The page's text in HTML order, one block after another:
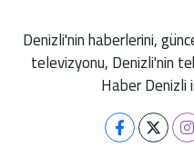
Denizli'nin haberlerini,
televizyonu, Denizli'nin
Haber Denizli